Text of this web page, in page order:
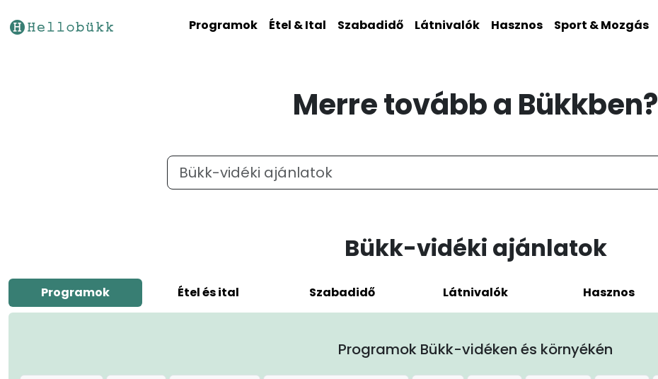
Programok Étel & Ital Szabadidő Látnivalók Hasznos Sport & Mozgás
Merre tovább a Bükkben?
Bükk-vidéki ajánlatok
Programok Étel és ital Szabadidő Látnivalók Hasznos
Programok Bükk-vidéken és környékén